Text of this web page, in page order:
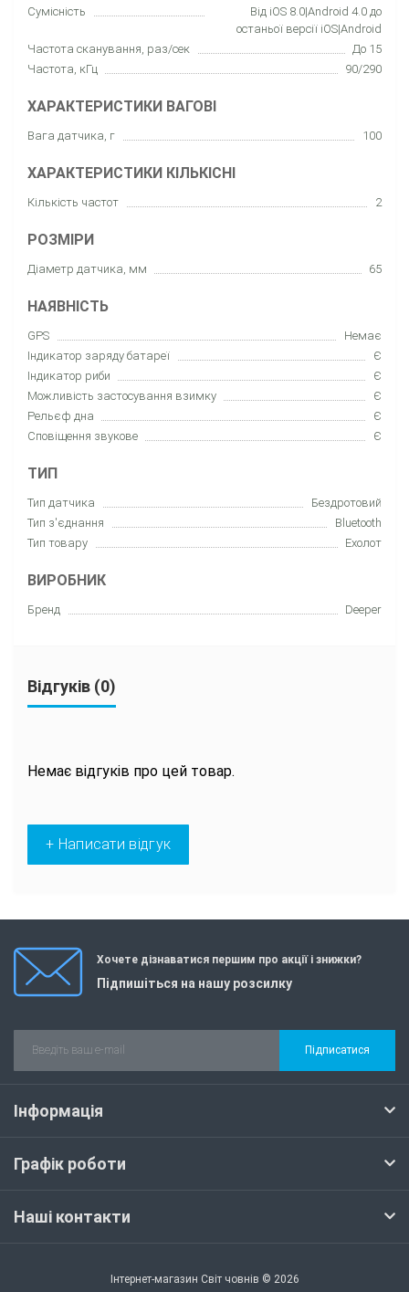
Сумісність
Від iOS 8.0|Android 4.0 до
останьої версії iOS|Android
Частота сканування, раз/сек
До 15
Частота, кГц
90/290
ХАРАКТЕРИСТИКИ ВАГОВІ
Вага датчика, г 100
ХАРАКТЕРИСТИКИ КІЛЬКІСНІ
Кількість частот 2
РОЗМІРИ
Діаметр датчика, мм 65
НАЯВНІСТЬ
GPS
Немає
Індикатор заряду батареї
Є
Індикатор риби
Є
Можливість застосування взимку
Є
Рельєф дна
Є
Сповіщення звукове
Є
ТИП
Тип датчика
Бездротовий
Тип з'єднання
Bluetooth
Тип товару
Еxолот
ВИРОБНИК
Бренд Deeper
Відгуків (0)
Немає відгуків про цей товар.
+ Написати відгук
Хочете дізнаватися першим про акції і знижки?
Підпишіться на нашу розсилку
Підписатися
Інформація
Графік роботи
Наші контакти
Інтернет-магазин Світ човнів © 2026